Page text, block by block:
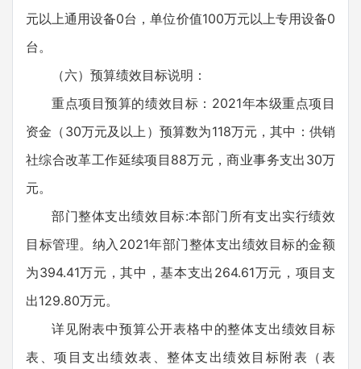
元以上通用设备0台，单位价值100万元以上专用设备0
台。
（六）预算绩效目标说明：
重点项目预算的绩效目标：2021年本级重点项目
资金（30万元及以上）预算数为118万元，其中：供销
社综合改革工作延续项目88万元，商业事务支出30万
元。
部门整体支出绩效目标:本部门所有支出实行绩效
目标管理。纳入2021年部门整体支出绩效目标的金额
为394.41万元，其中，基本支出264.61万元，项目支
出129.80万元。
详见附表中预算公开表格中的整体支出绩效目标
表、项目支出绩效表、整体支出绩效目标附表（表